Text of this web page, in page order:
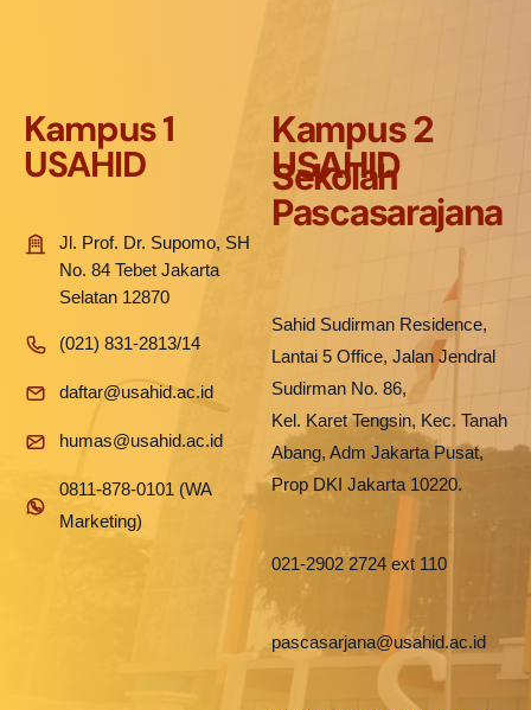
Kampus 1
USAHID
Jl. Prof. Dr. Supomo, SH
No. 84 Tebet Jakarta
Selatan 12870
(021) 831-2813/14
daftar@usahid.ac.id
humas@usahid.ac.id
0811-878-0101 (WA
Marketing)
Kampus 2
USAHID
Sekolah
Pascasarajana
Sahid Sudirman Residence,
Lantai 5 Office, Jalan Jendral
Sudirman No. 86,
Kel. Karet Tengsin, Kec. Tanah
Abang, Adm Jakarta Pusat,
Prop DKI Jakarta 10220.
021-2902 2724 ext 110
pascasarjana@usahid.ac.id